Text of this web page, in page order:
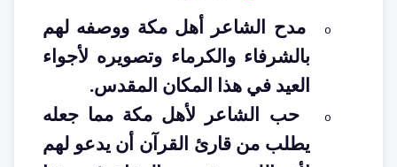
o
مدح الشاعر أهل مكة ووصفه لهم
بالشرفاء والكرماء وتصويره لأجواء
العيد في هذا المكان المقدس.
o
حب الشاعر لأهل مكة مما جعله
يطلب من قارئ القرآن أن يدعو لهم